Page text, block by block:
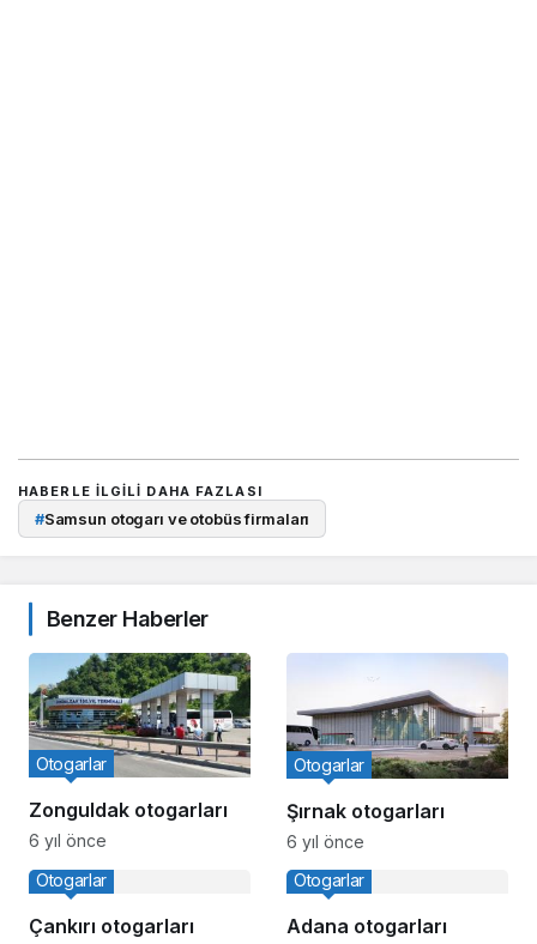
HABERLE ILGILI DAHA FAZLASI
#Samsun otogarı ve otobüs firmaları
Benzer Haberler
Zonguldak otogarları
Otogarlar
6 yıl önce
Şırnak otogarları
Otogarlar
6 yıl önce
Çankırı otogarları
Otogarlar
Adana otogarları
Otogarlar